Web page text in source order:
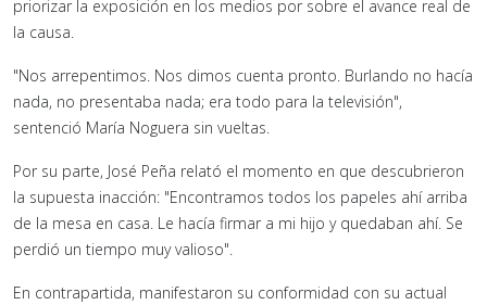
priorizar la exposición en los medios por sobre el avance real de
la causa.
"Nos arrepentimos. Nos dimos cuenta pronto. Burlando no hacía
nada, no presentaba nada; era todo para la televisión",
sentenció María Noguera sin vueltas.
Por su parte, José Peña relató el momento en que descubrieron
la supuesta inacción: "Encontramos todos los papeles ahí arriba
de la mesa en casa. Le hacía firmar a mi hijo y quedaban ahí. Se
perdió un tiempo muy valioso".
En contrapartida, manifestaron su conformidad con su actual